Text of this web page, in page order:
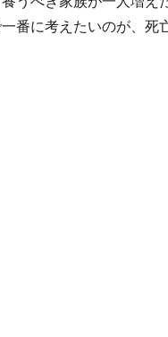
番に考えたいのが、